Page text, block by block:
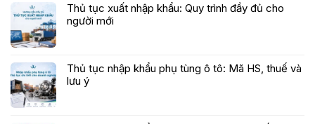
Thủ tục xuất nhập khẩu: Quy trình đầy đủ cho
người mới
Thủ tục nhập khẩu phụ tùng ô tô: Mã HS, thuế và
lưu ý